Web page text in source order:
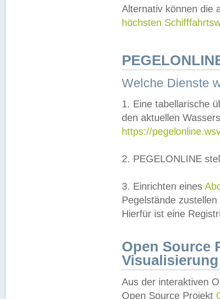
Alternativ können die
höchsten
Welche Dienste
1. Eine tabellarische
den aktuellen
https://
2. PEGELONLINE
3. Einrichten eines
Pegelstände
Hierfür ist eine
Open Source
Visualisierung
Aus der interaktiven
Open Source Projekt